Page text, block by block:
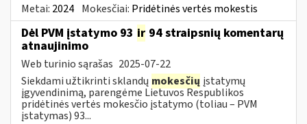
Metai: 2024 Mokesčiai: Pridėtinės vertės mokestis
Dėl PVM įstatymo 93 ir 94 straipsnių komentarų
atnaujinimo
Web turinio sąrašas 2025-07-22
Siekdami užtikrinti sklandų mokesčių įstatymų
įgyvendinimą, parengėme Lietuvos Respublikos
pridėtinės vertės mokesčio įstatymo (toliau – PVM
įstatymas) 93...